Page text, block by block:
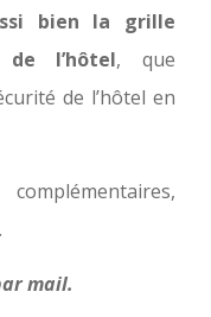
bien la grille
l’hôtel, que
de l’hôtel en
.
mail.